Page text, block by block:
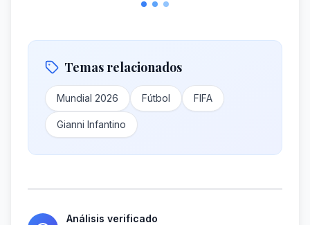
Temas relacionados
Mundial 2026 Fútbol FIFA
Gianni Infantino
Análisis verificado